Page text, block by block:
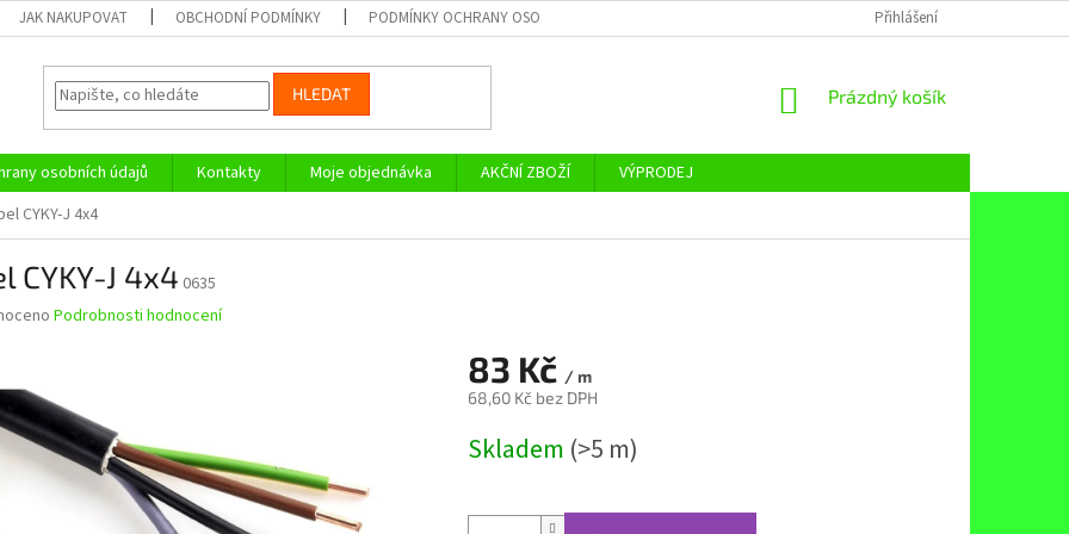
JAK NAKUPOVAT OBCHODNÍ PODMÍNKY PODMÍNKY OCHRANY OSOBNÍCH ÚDAJŮ Přihlášení
HLEDAT
NÁKUPNÍ
Prázdný košík
osobních údajů Kontakty Moje objednávka AKČNÍ ZBOŽÍ
VÝPRODEJ
CYKY-J 4x4
CYKY-J 4x4 0635
Podrobnosti hodnocení
83 Kč / m
68,60 Kč bez DPH
cena:
Skladem (>5 m)